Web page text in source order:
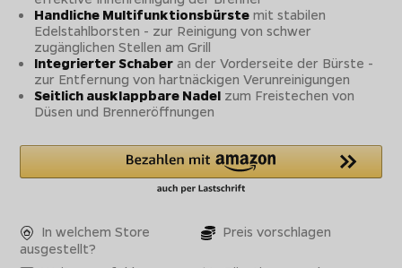
Handliche Multifunktionsbürste mit stabilen
Edelstahlborsten - zur Reinigung von schwer
zugänglichen Stellen am Grill
Integrierter Schaber an der Vorderseite der Bürste -
zur Entfernung von hartnäckigen Verunreinigungen
Seitlich ausklappbare Nadel zum Freistechen von
Düsen und Brenneröffnungen
In welchem Store
ausgestellt?
Preis vorschlagen